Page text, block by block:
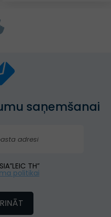
saņemšanai
TH”
politikai